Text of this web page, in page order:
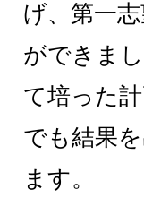
げ、第一
ができま
て培った
でも結果
ます。